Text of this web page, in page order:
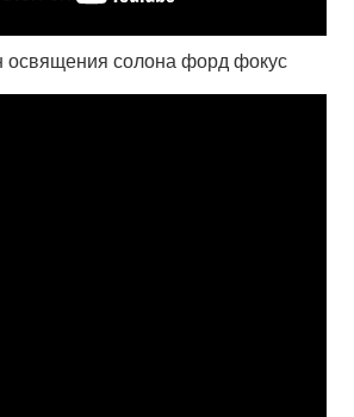
освящения солона форд фокус